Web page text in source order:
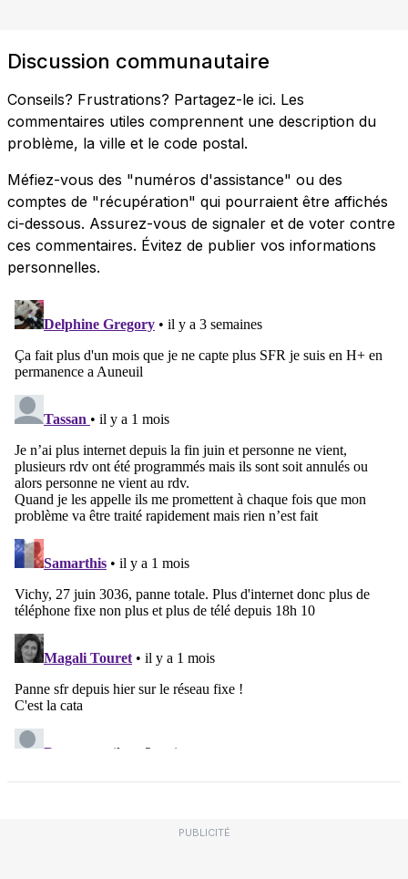
Discussion communautaire
Conseils? Frustrations? Partagez-le ici. Les
commentaires utiles comprennent une description du
problème, la ville et le code postal.
Méfiez-vous des "numéros d'assistance" ou des
comptes de "récupération" qui pourraient être affichés
ci-dessous. Assurez-vous de signaler et de voter contre
ces commentaires. Évitez de publier vos informations
personnelles.
PUBLICITÉ